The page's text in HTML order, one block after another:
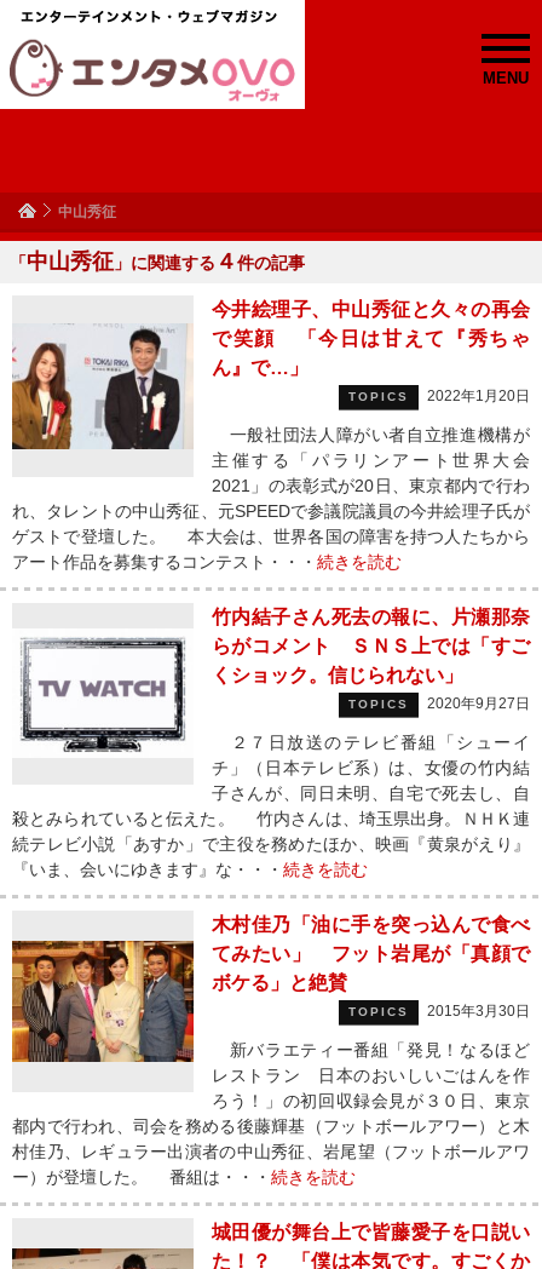
MENU
中山秀征
「中山秀征 」に関連する ４件の記事
今井絵理子、中山秀征と久々の再会
で笑顔 「今日は甘えて『秀ちゃ
ん』で…」
TOPICS 2022年1月20日
一般社団法人障がい者自立推進機構が
主催する「パラリンアート世界大会
2021」の表彰式が20日、東京都内で行わ
れ、タレントの中山秀征、元SPEEDで参議院議員の今井絵理子氏が
ゲストで登壇した。 本大会は、世界各国の障害を持つ人たちから
アート作品を募集するコンテスト・・・ 続きを読む
竹内結子さん死去の報に、片瀬那奈
らがコメント ＳＮＳ上では「すご
くショック。信じられない」
TOPICS 2020年9月27日
２７日放送のテレビ番組「シューイ
チ」（日本テレビ系）は、女優の竹内結
子さんが、同日未明、自宅で死去し、自
殺とみられていると伝えた。 竹内さんは、埼玉県出身。ＮＨＫ連
続テレビ小説「あすか」で主役を務めたほか、映画『黄泉がえり』
『いま、会いにゆきます』な・・・ 続きを読む
木村佳乃「油に手を突っ込んで食べ
てみたい」 フット岩尾が「真顔で
ボケる」と絶賛
TOPICS 2015年3月30日
新バラエティー番組「発見！なるほど
レストラン 日本のおいしいごはんを作
ろう！」の初回収録会見が３０日、東京
都内で行われ、司会を務める後藤輝基（フットボールアワー）と木
村佳乃、レギュラー出演者の中山秀征、岩尾望（フットボールアワ
ー）が登壇した。 番組は・・・ 続きを読む
城田優が舞台上で皆藤愛子を口説い
た！？ 「僕は本気です。すごくか